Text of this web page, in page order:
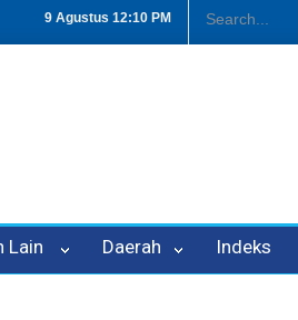
9 Agustus 12:10 PM
P-21 Tembus Rp1,6 Triliun, Nilai
Lain Daerah Indeks